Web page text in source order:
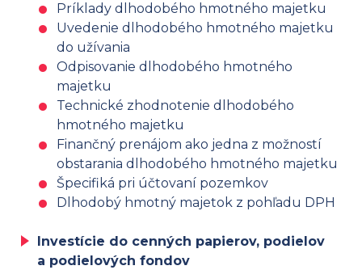
Príklady dlhodobého hmotného majetku
Uvedenie dlhodobého hmotného majetku
do užívania
Odpisovanie dlhodobého hmotného
majetku
Technické zhodnotenie dlhodobého
hmotného majetku
Finančný prenájom ako jedna z možností
obstarania dlhodobého hmotného majetku
Špecifiká pri účtovaní pozemkov
Dlhodobý hmotný majetok z pohľadu DPH
Investície do cenných papierov, podielov
a podielových fondov